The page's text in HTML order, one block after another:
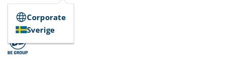
Corporate
Sverige